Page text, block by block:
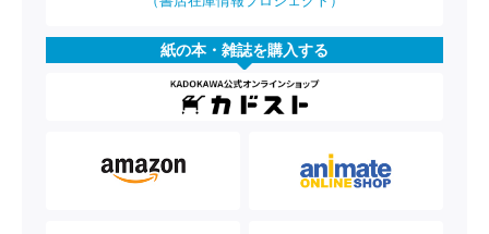
紙の本・雑誌を購入する